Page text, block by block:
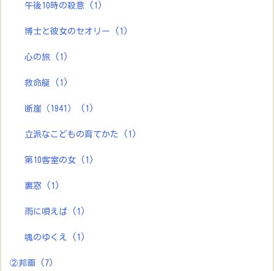
午後10時の殺意 (1)
博士と彼女のセオリー (1)
心の旅 (1)
救命艇 (1)
断崖（1941） (1)
立派なこどもの育てかた (1)
第10客室の女 (1)
裏窓 (1)
雨に唄えば (1)
魂のゆくえ (1)
②邦画 (7)